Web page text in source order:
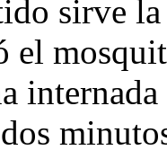
sirve
el